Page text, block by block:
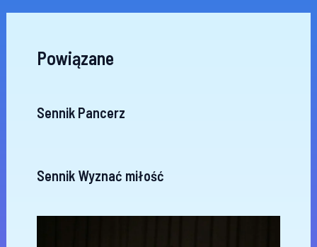
Powiązane
Sennik Pancerz
Sennik Wyznać miłość